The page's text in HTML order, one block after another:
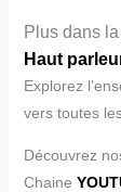
Plus dans
Haut
Explorez
vers toutes
Découvrez
Chaine